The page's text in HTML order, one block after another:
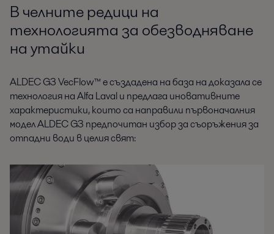
В челните редици на
технологията за обезводняване
на утайки
ALDEC G3 VecFlow™ е създадена на база на доказала се
технология на Alfa Laval и предлага иновативните
характеристики, които са направили първоначалния
модел ALDEC G3 предпочитан избор за съоръжения за
отпадни води в целия свят: